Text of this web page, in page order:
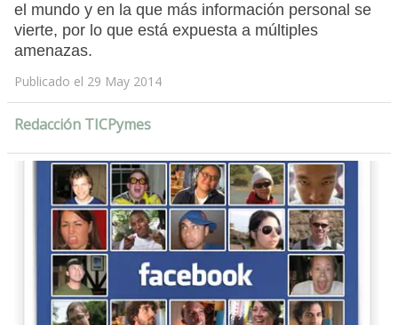
el mundo y en la que más información personal se
vierte, por lo que está expuesta a múltiples
amenazas.
Publicado el 29 May 2014
Redacción TICPymes